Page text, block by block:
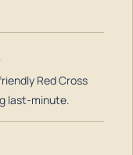
Red Cross
last-minute.